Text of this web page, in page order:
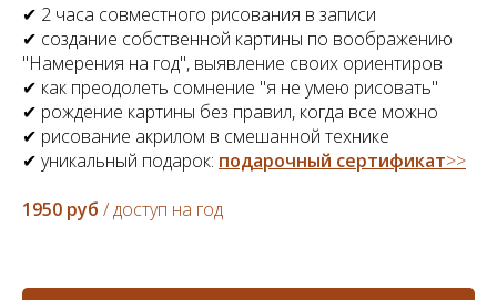
✔ 2 часа совместного рисования в записи
✔ создание собственной картины по воображению
"Намерения на год", выявление своих ориентиров
✔ как преодолеть сомнение "я не умею рисовать"
✔ рождение картины без правил, когда все можно
✔ рисование акрилом в смешанной технике
✔ уникальный подарок: подарочный сертификат>>
1950 руб / доступ на год